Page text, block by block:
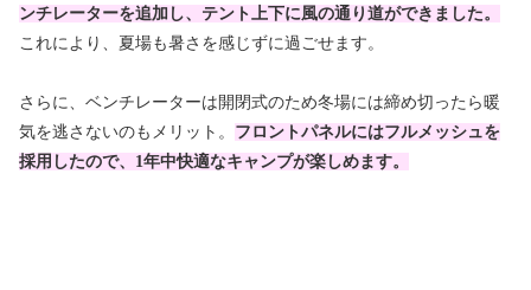
ンチレーターを追加し、テント上下に風の通り道ができました。
これにより、夏場も暑さを感じずに過ごせます。
さらに、ベンチレーターは開閉式のため冬場には締め切ったら暖
気を逃さないのもメリット。 フロントパネルにはフルメッシュを
採用したので、1年中快適なキャンプが楽しめます。